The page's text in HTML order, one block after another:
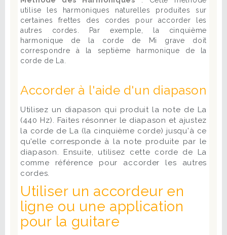
utilise les harmoniques naturelles produites sur
certaines frettes des cordes pour accorder les
autres cordes. Par exemple, la cinquième
harmonique de la corde de Mi grave doit
correspondre à la septième harmonique de la
corde de La.
Accorder à l'aide d'un diapason
Utilisez un diapason qui produit la note de La
(440 Hz). Faites résonner le diapason et ajustez
la corde de La (la cinquième corde) jusqu'à ce
qu'elle corresponde à la note produite par le
diapason. Ensuite, utilisez cette corde de La
comme référence pour accorder les autres
cordes.
Utiliser un accordeur en
ligne ou une application
pour la guitare